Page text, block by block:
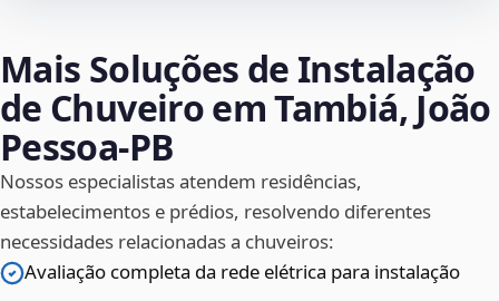
Mais Soluções de Instalação
de Chuveiro em Tambiá, João
Pessoa‑PB
Nossos especialistas atendem residências,
estabelecimentos e prédios, resolvendo diferentes
necessidades relacionadas a chuveiros:
Avaliação completa da rede elétrica para instalação